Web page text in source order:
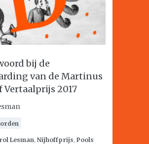
bij de
van de Martinus
Vertaalprijs 2017
Lesman, Nijhoffprijs, Pools